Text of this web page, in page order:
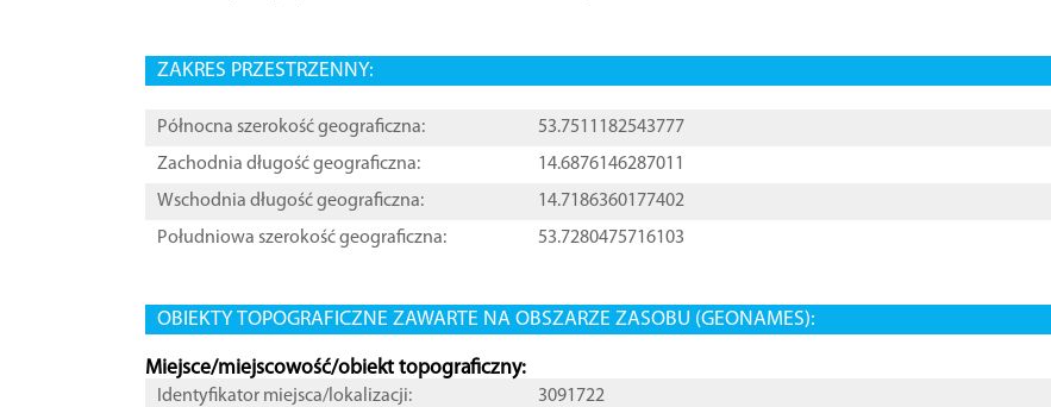
ZAKRES PRZESTRZENNY:
Północna szerokość geograficzna:
53.7511182543777
Zachodnia długość geograficzna:
14.6876146287011
Wschodnia długość geograficzna:
14.7186360177402
Południowa szerokość geograficzna:
53.7280475716103
OBIEKTY TOPOGRAFICZNE ZAWARTE NA OBSZARZE ZASOBU (GEONAMES):
Miejsce/miejscowość/obiekt topograficzny:
Identyfikator miejsca/lokalizacji:
3091722